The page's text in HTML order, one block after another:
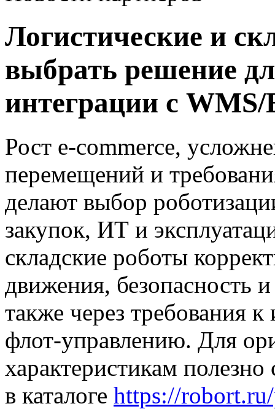
Логистические и
выбрать решение
интеграции с WMS/
Рост e-commerce,
перемещений и
делают выбор
закупок, ИТ и
складские роботы
движения, безопасность
также через требования
флот-управлению. Для
характеристикам
в каталоге https://